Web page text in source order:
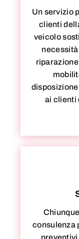
Un servizio
clienti
veicolo
ai clienti
consulenza
preventivi